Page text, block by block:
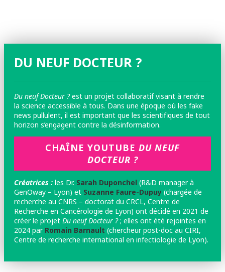
DU NEUF DOCTEUR ?
Du neuf Docteur ?est un projet collaboratif visant à rendre
la science accessible à tous. Dans une époque où les fake
news pullulent, il est important que les scientifiques de tout
horizon s’engagent contre la désinformation.
CHAÎNE YOUTUBE DU NEUF
DOCTEUR ?
Créatrices : les Dr. Sarah Duponchel (R&D manager à
GenOway – Lyon) et Suzanne Faure-Dupuy (chargée de
recherche au CNRS – doctorat du CRCL, Centre de
Recherche en Cancérologie de Lyon) ont décidé en 2021 de
créer le projet Du neuf Docteur ?; elles ont été rejointes en
2024 parRomain Barnault (chercheur post-doc au CIRI,
Centre de recherche international en infectiologie de Lyon).